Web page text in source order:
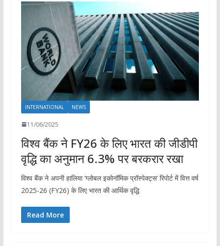
INTERNATIONAL NEWS
11/06/2025
विश्व बैंक ने FY26 के लिए भारत की जीडीपी
वृद्धि का अनुमान 6.3% पर बरकरार रखा
विश्व बैंक ने अपनी हालिया ‘ग्लोबल इकोनॉमिक प्रॉस्पेक्ट्स’ रिपोर्ट में वित्त वर्ष
2025-26 (FY26) के लिए भारत की आर्थिक वृद्धि
Read More